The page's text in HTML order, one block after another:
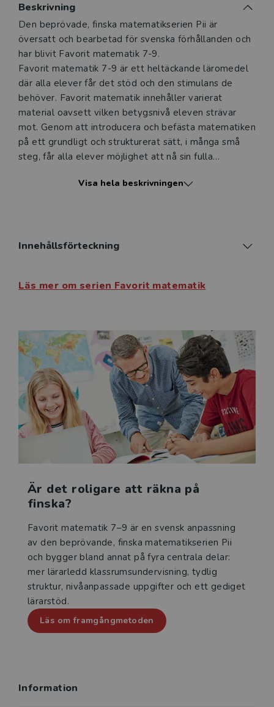
Beskrivning
Beskrivning
Den beprövade, finska matematikserien Pii är
översatt och bearbetad för svenska förhållanden och
har blivit Favorit matematik 7-9.
Favorit matematik 7-9 är ett heltäckande läromedel
där alla elever får det stöd och den stimulans de
behöver. Favorit matematik innehåller varierat
material oavsett vilken betygsnivå eleven strävar
mot. Genom att introducera och befästa matematiken
på ett grundligt och strukturerat sätt, i många små
steg, får alla elever möjlighet att nå sin fulla
tryckt kopieringsunderlag samt digitala resurser.
huvudräkningsuppgifter och facit till samtliga
I den digitala delen finns lärarboken som e-bok, med
Förberedda genomgångar till varje exempel.
Komplett facit för nedladdning om man vill skriva ut
till eleverna.
Formativa frågor till varje lektion.
GeoGebra-simuleringar.
Kapitelprov med bedömningsanvisningar.
Alla kopieringsunderlag som nedladdningsbara filer.
I det tryckta kopieringsunderlaget finns, förutom
kapitelprov i två versioner med tillhörande
bedömningsunderlag, fyra kopieringsunderlag till
varje lektion:
Öva mer - E-uppgifter.
Öva mer - E/C-uppgifter.
Öva mer - C-uppgifter.
Laborera mer.
Allt i det tryckta kopieringsunderlaget finns även för
nedladdning och läsning på skärm i den digitala
lärardelen.
I den digitala elevdelen finns alla
Visa hela beskrivningen
Innehållsförteckning
Läs mer om serien Favorit matematik
Är det roligare att räkna på
finska?
Favorit matematik 7–9 är en svensk anpassning
av den beprövande, finska matematikserien Pii
och bygger bland annat på fyra centrala delar:
mer lärarledd klassrumsundervisning, tydlig
struktur, nivåanpassade uppgifter och ett gediget
lärarstöd.
Läs om framgångmetoden
Information